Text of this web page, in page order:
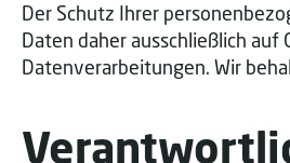
Der Schutz Ihrer
Daten daher ausschließlich
Datenverarbeitungen. Wir